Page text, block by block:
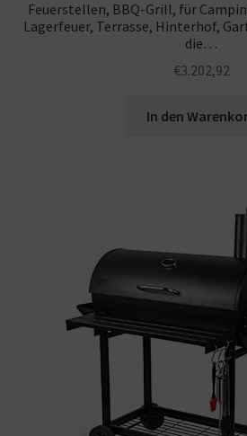
Feuerstellen, BBQ-Grill, für
Lagerfeuer, Terrasse, Hinterhof,
die…
€3.202,92
In den